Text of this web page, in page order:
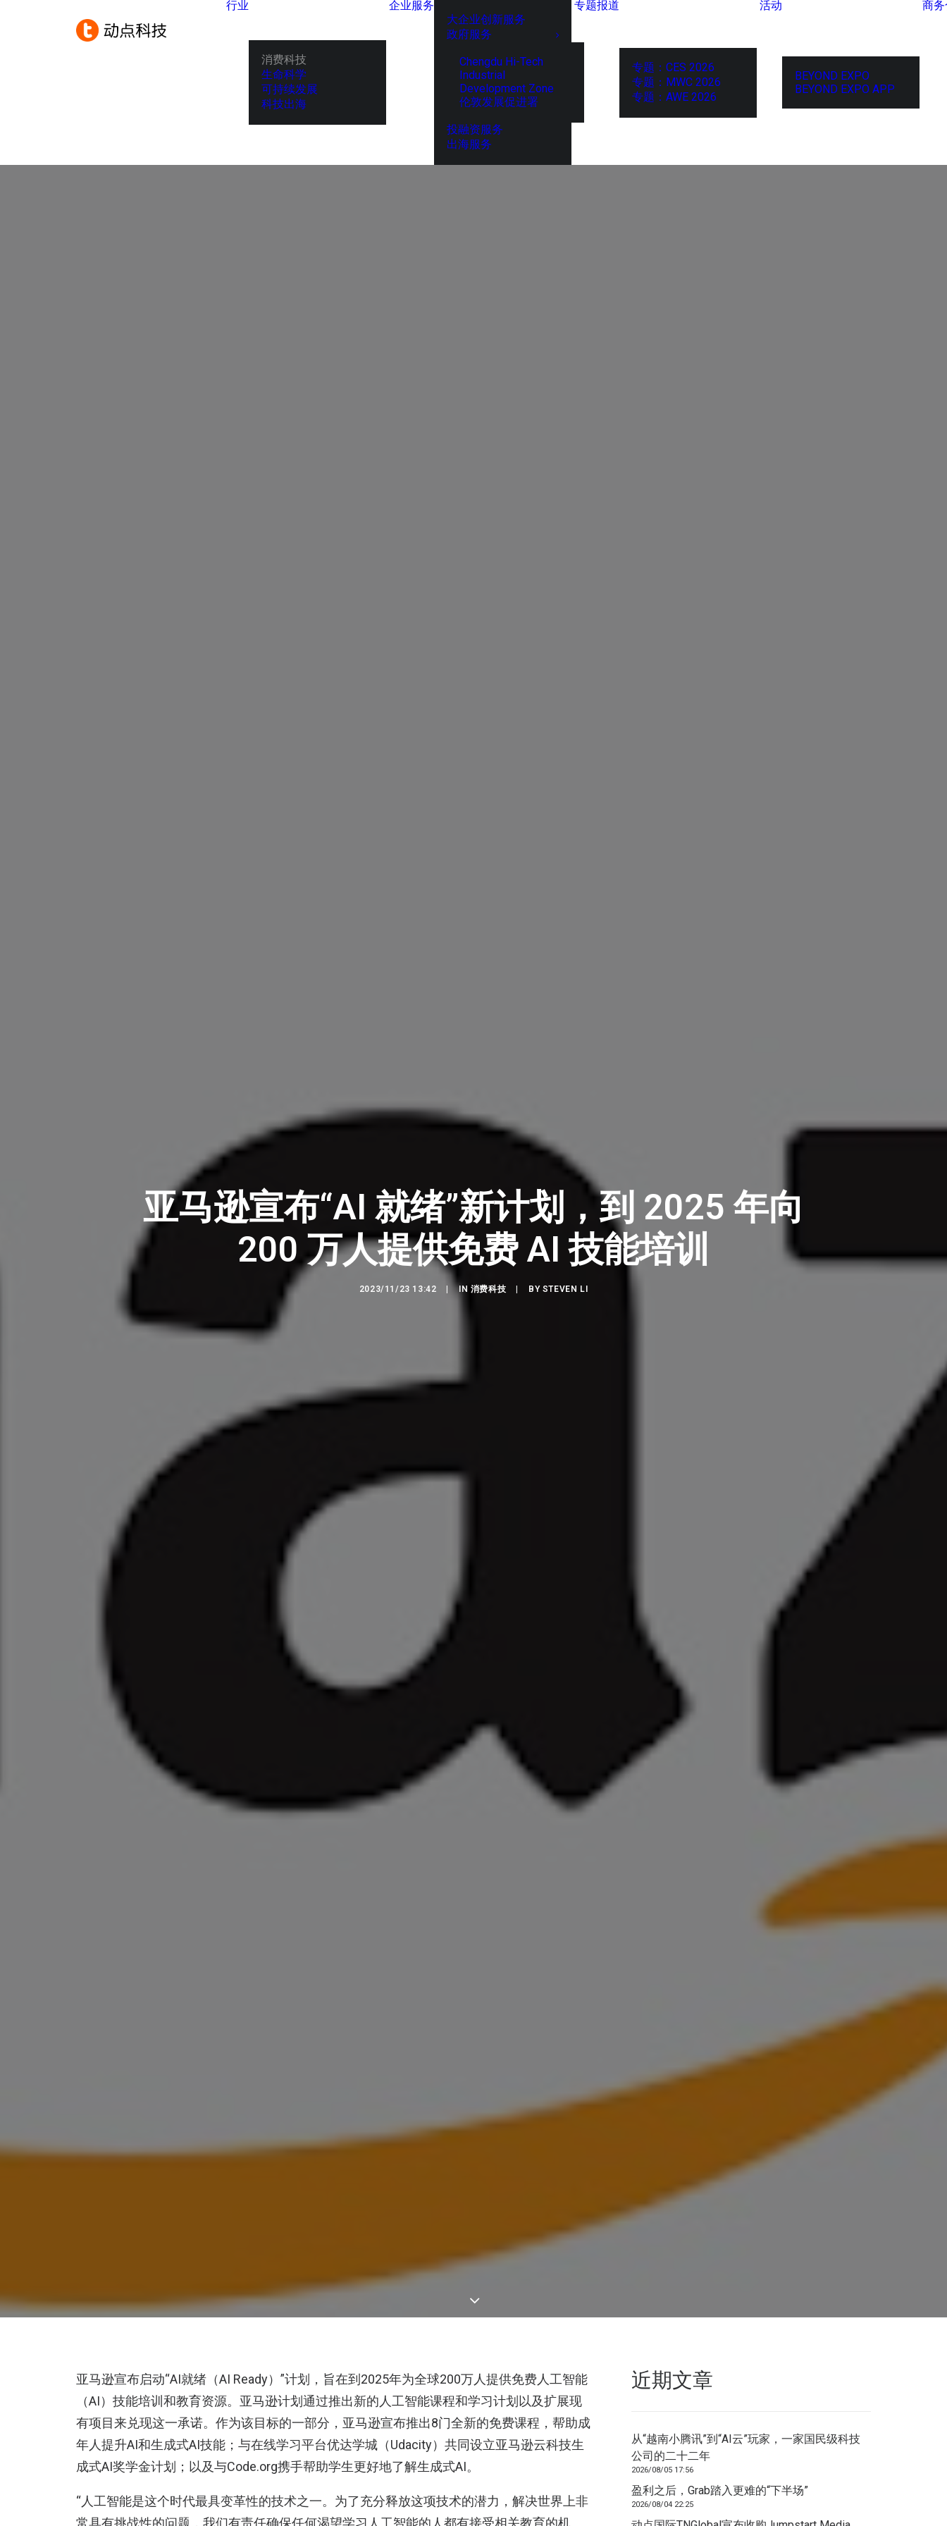
行业
消费科技
生命科学
可持续发展
科技出海
企业服务
大企业创新服务
政府服务
Chengdu Hi-Tech
Industrial
Development Zone
伦敦发展促进署
投融资服务
出海服务
专题报道
专题：CES 2026
专题：MWC 2026
专题：AWE 2026
活动
BEYOND EXPO
BEYOND EXPO APP
商
亚马逊宣布“AI 就绪”新计划，到 2025 年向
200 万人提供免费 AI 技能培训
2023/11/23 13:42 IN 消费科技 BY STEVEN LI
亚马逊宣布启动“AI就绪（AI Ready）”计划，旨在到2025年为全球200万人提供免费人工智能
（AI）技能培训和教育资源。亚马逊计划通过推出新的人工智能课程和学习计划以及扩展现
有项目来兑现这一承诺。作为该目标的一部分，亚马逊宣布推出8门全新的免费课程，帮助成
年人提升AI和生成式AI技能；与在线学习平台优达学城（Udacity）共同设立亚马逊云科技生
成式AI奖学金计划；以及与Code.org携手帮助学生更好地了解生成式AI。
“人工智能是这个时代最具变革性的技术之一。为了充分释放这项技术的潜力，解决世界上非
常具有挑战性的问题，我们有责任确保任何渴望学习人工智能的人都有接受相关教育的机
近期文章
从“越南小腾讯”到“AI云”玩家，一家国民级科技
公司的二十二年
2026/08/05 17:56
盈利之后，Grab踏入更难的“下半场”
2026/08/04 22:25